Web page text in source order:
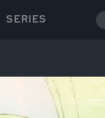
SERIES